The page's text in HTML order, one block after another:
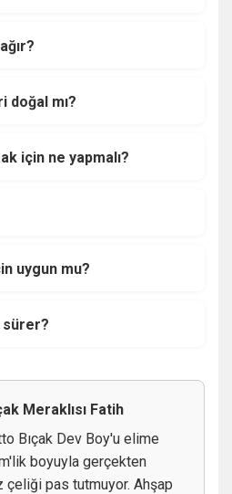
doğal mı?
için ne yapmalı?
uygun mu?
sürer?
Meraklısı Fatih
Bıçak Dev Boy'u elime
boyuyla gerçekten
pas tutmuyor. Ahşap